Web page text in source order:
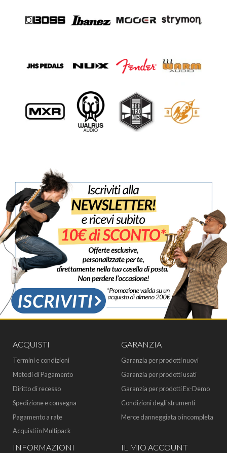
ACQUISTI
Termini e condizioni
Metodi di Pagamento
Diritto di recesso
Spedizione e consegna
Pagamento a rate
Acquisti in Multipack
GARANZIA
Garanzia per prodotti nuovi
Garanzia per prodotti usati
Garanzia per prodotti Ex-Demo
Condizioni degli strumenti
Merce danneggiata o incompleta
INFORMAZIONI IL MIO ACCOUNT